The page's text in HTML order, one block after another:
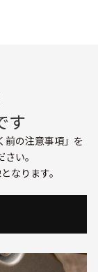
す
前の注意事項 」を
い。
なります。